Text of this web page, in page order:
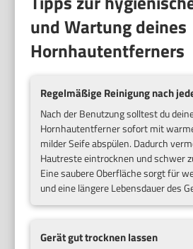
und Wartung deines
Hornhautentferners
Regelmäßige Reinigung nach
Nach der Benutzung solltest du
Hornhautentferner sofort mit
milder Seife abspülen. Dadurch
Hautreste eintrocknen und schwer
Eine saubere Oberfläche sorgt für
und eine längere Lebensdauer des
Gerät gut trocknen lassen